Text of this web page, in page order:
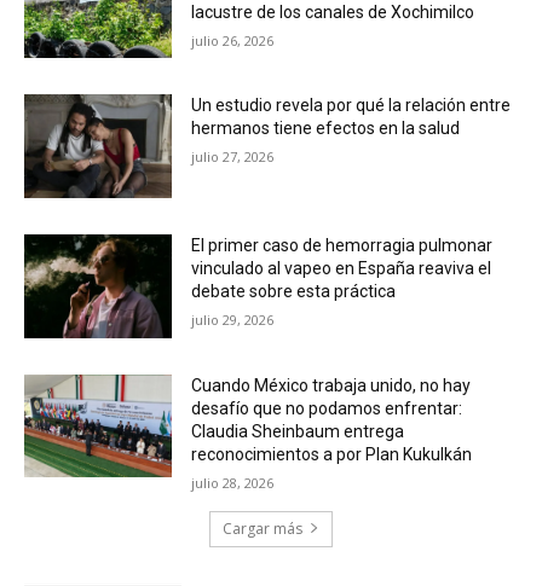
lacustre de los canales de Xochimilco
julio 26, 2026
Un estudio revela por qué la relación entre
hermanos tiene efectos en la salud
julio 27, 2026
El primer caso de hemorragia pulmonar
vinculado al vapeo en España reaviva el
debate sobre esta práctica
julio 29, 2026
Cuando México trabaja unido, no hay
desafío que no podamos enfrentar:
Claudia Sheinbaum entrega
reconocimientos a por Plan Kukulkán
julio 28, 2026
Cargar más